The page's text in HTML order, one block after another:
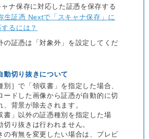
ャナ保存に対応した証憑を保存する
生証憑 Nextで「スキャナ保存」に
るには？
の証憑は「対象外」を設定してくだ
動切り抜きについて
別］で「領収書」を指定した場合、
ードした画像から証憑が自動的に切
、背景が除去されます。
書」以外の証憑種別を指定した場
切り抜きは行われません。
の有無を変更したい場合は、プレビ